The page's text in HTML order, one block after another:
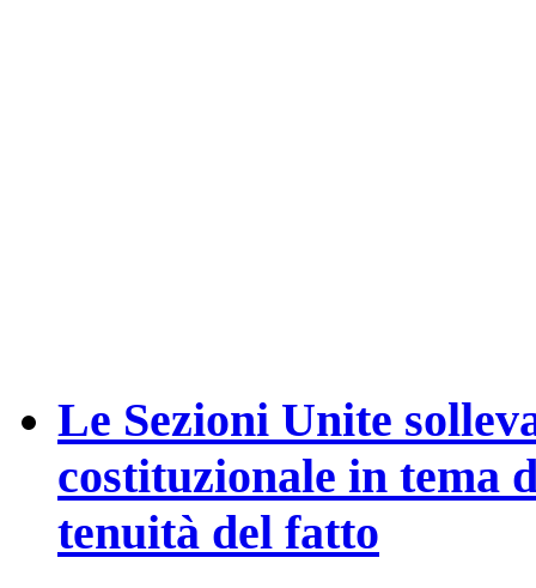
Le Sezioni Unite
costituzionale in tema
tenuità del fatto